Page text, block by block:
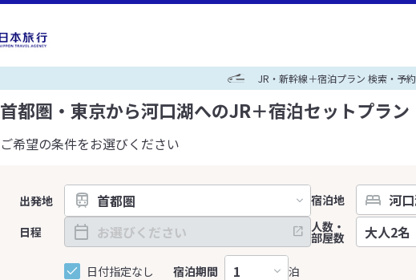
JR・新幹線＋宿泊プラン 検索・予約
首都圏・東京から河口湖へのJR＋宿泊セットプラン
ご希望の条件をお選びください
出発地
宿泊地
日程
日付指定なし 宿泊期間 泊
人数・
部屋数